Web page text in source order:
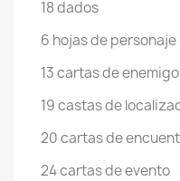
18 dados
6 hojas de personaje
13 cartas de enemigo
19 castas de
20 cartas de
24 cartas de evento